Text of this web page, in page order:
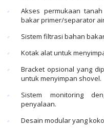
Akses permukaan
bakar primer/separator
Sistem filtrasi bahan
Kotak alat untuk
Bracket opsional yang
untuk menyimpan shovel.
Sistem monitoring
penyalaan.
Desain modular yang